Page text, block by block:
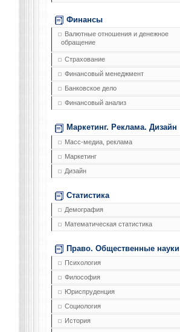
Финансы
Валютные отношения и денежное
обращение
Страхование
Финансовый менеджмент
Банковское дело
Финансовый анализ
Маркетинг. Реклама. Дизайн
Масс-медиа, реклама
Маркетинг
Дизайн
Статистика
Демография
Математическая статистика
Право. Общественные науки
Психология
Философия
Юриспруденция
Социология
История